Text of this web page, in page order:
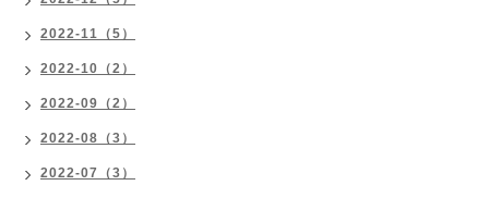
2022-11（5）
2022-10（2）
2022-09（2）
2022-08（3）
2022-07（3）